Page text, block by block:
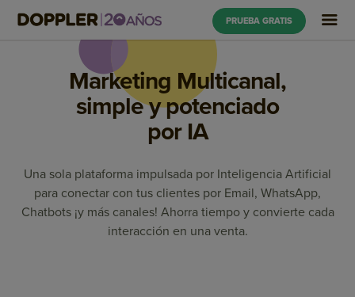
PRUEBA GRATIS
Marketing Multicanal,
simple y potenciado
por IA
Una sola plataforma impulsada por Inteligencia Artificial
para conectar con tus clientes por Email, WhatsApp,
Chatbots ¡y más canales! Ahorra tiempo y convierte cada
interacción en una venta.